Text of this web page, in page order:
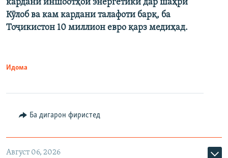
кардани иншоотҳои энергетикӣ дар шаҳри
Кӯлоб ва кам кардани талафоти барқ, ба
Тоҷикистон 10 миллион евро қарз медиҳад.
Идома
Ба дигарон фиристед
Август 06, 2026